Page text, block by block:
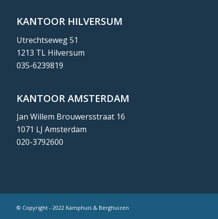
KANTOOR HILVERSUM
Utrechtseweg 51
1213 TL Hilversum
035-6239819
KANTOOR AMSTERDAM
Jan Willem Brouwersstraat 16
1071 LJ Amsterdam
020-3792600
© Copyright - 2022 Kamphuis & Berghuizen